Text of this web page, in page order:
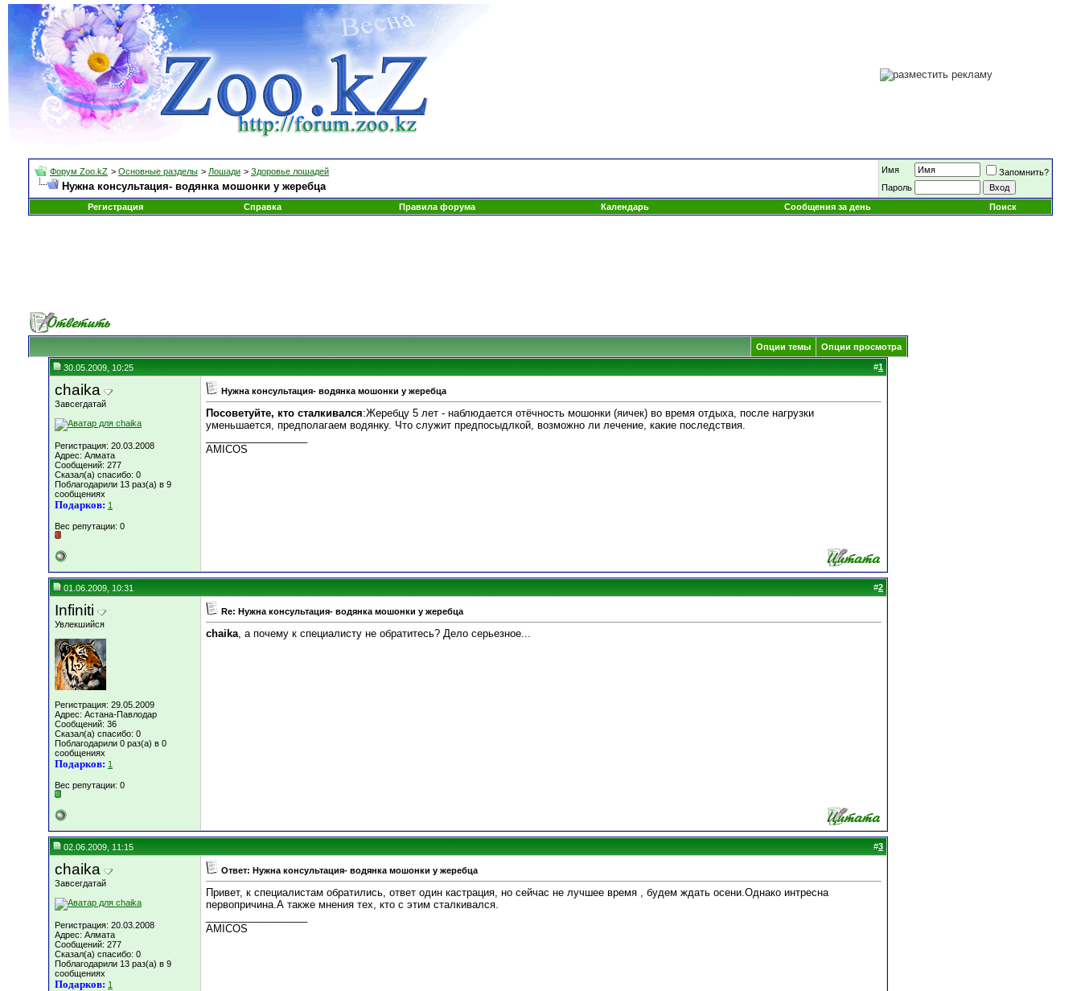
Форум Zoo.kZ > Основные разделы > Лошади > Здоровье лошадей
Нужна консультация- водянка мошонки у жеребца
Имя
Запомнить?
Пароль
Регистрация
Справка Правила форума Календарь Сообщения за день Поиск
Опции темы Опции просмотра
30.05.2009, 10:25 #1
chaika
Завсегдатай
Регистрация: 20.03.2008
Адрес: Алмата
Сообщений: 277
Сказал(а) спасибо: 0
Поблагодарили 13 раз(а) в 9
сообщениях
Подарков: 1
Вес репутации: 0
Нужна консультация- водянка мошонки у жеребца
Посоветуйте, кто сталкивался:Жеребцу 5 лет - наблюдается отёчность мошонки (яичек) во время отдыха, после нагрузки
уменьшается, предполагаем водянку. Что служит предпосыдлкой, возможно ли лечение, какие последствия.
АMICOS
01.06.2009, 10:31 #2
Infiniti
Увлекшийся
Регистрация: 29.05.2009
Адрес: Астана-Павлодар
Сообщений: 36
Сказал(а) спасибо: 0
Поблагодарили 0 раз(а) в 0
сообщениях
Подарков: 1
Вес репутации: 0
Re: Нужна консультация- водянка мошонки у жеребца
chaika, а почему к специалисту не обратитесь? Дело серьезное...
02.06.2009, 11:15 #3
chaika
Завсегдатай
Регистрация: 20.03.2008
Адрес: Алмата
Сообщений: 277
Сказал(а) спасибо: 0
Поблагодарили 13 раз(а) в 9
сообщениях
Подарков: 1
Ответ: Нужна консультация- водянка мошонки у жеребца
Привет, к специалистам обратились, ответ один кастрация, но сейчас не лучшее время , будем ждать осени.Однако интресна
первопричина.А также мнения тех, кто с этим сталкивался.
АMICOS